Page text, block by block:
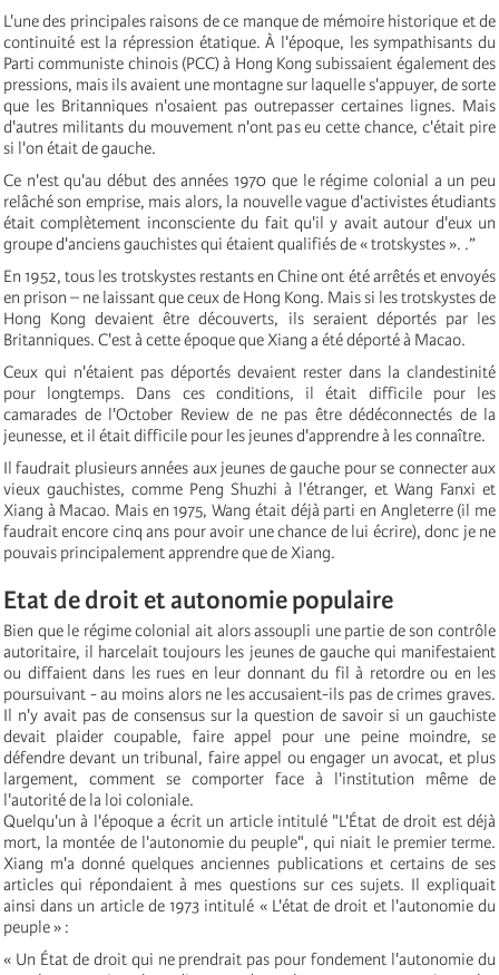
L'une des principales raisons de ce manque de mémoire historique et de
continuité est la répression étatique. À l'époque, les sympathisants du
Parti communiste chinois (PCC) à Hong Kong subissaient également des
pressions, mais ils avaient une montagne sur laquelle s'appuyer, de sorte
que les Britanniques n'osaient pas outrepasser certaines lignes. Mais
d'autres militants du mouvement n'ont pas eu cette chance, c'était pire
si l'on était de gauche.
Ce n'est qu'au début des années 1970 que le régime colonial a un peu
relâché son emprise, mais alors, la nouvelle vague d'activistes étudiants
était complètement inconsciente du fait qu'il y avait autour d'eux un
groupe d'anciens gauchistes qui étaient qualifiés de « trotskystes ». .”
En 1952, tous les trotskystes restants en Chine ont été arrêtés et envoyés
en prison – ne laissant que ceux de Hong Kong. Mais si les trotskystes de
Hong Kong devaient être découverts, ils seraient déportés par les
Britanniques. C'est à cette époque que Xiang a été déporté à Macao.
Ceux qui n'étaient pas déportés devaient rester dans la clandestinité
pour longtemps. Dans ces conditions, il était difficile pour les
camarades de l'October Review de ne pas être dédéconnectés de la
jeunesse, et il était difficile pour les jeunes d'apprendre à les connaître.
Il faudrait plusieurs années aux jeunes de gauche pour se connecter aux
vieux gauchistes, comme Peng Shuzhi à l'étranger, et Wang Fanxi et
Xiang à Macao. Mais en 1975, Wang était déjà parti en Angleterre (il me
faudrait encore cinq ans pour avoir une chance de lui écrire), donc je ne
pouvais principalement apprendre que de Xiang.
Etat de droit et autonomie populaire
Bien que le régime colonial ait alors assoupli une partie de son contrôle
autoritaire, il harcelait toujours les jeunes de gauche qui manifestaient
ou diffaient dans les rues en leur donnant du fil à retordre ou en les
poursuivant - au moins alors ne les accusaient-ils pas de crimes graves.
Il n'y avait pas de consensus sur la question de savoir si un gauchiste
devait plaider coupable, faire appel pour une peine moindre, se
défendre devant un tribunal, faire appel ou engager un avocat, et plus
largement, comment se comporter face à l'institution même de
l'autorité de la loi coloniale.
Quelqu'un à l'époque a écrit un article intitulé "L'État de droit est déjà
mort, la montée de l'autonomie du peuple", qui niait le premier terme.
Xiang m'a donné quelques anciennes publications et certains de ses
articles qui répondaient à mes questions sur ces sujets. Il expliquait
ainsi dans un article de 1973 intitulé « L'état de droit et l'autonomie du
peuple » :
« Un État de droit qui ne prendrait pas pour fondement l'autonomie du